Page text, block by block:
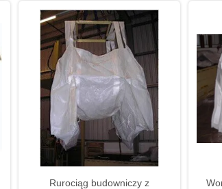
Rurociąg budowniczy z